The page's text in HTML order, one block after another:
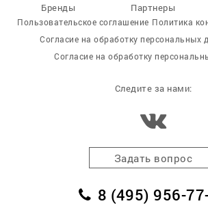
Бренды
Партнеры
Пользовательское соглашение Политика
Согласие на обработку персональных
Согласие на обработку
Следите за нами:
Задать вопрос
8 (495) 956-